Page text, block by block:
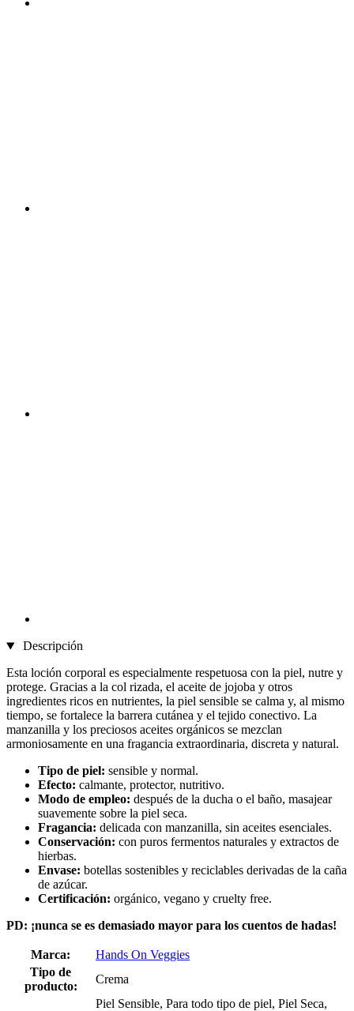
Descripción
Esta loción corporal es especialmente respetuosa con la piel, nutre y
protege. Gracias a la col rizada, el aceite de jojoba y otros
ingredientes ricos en nutrientes, la piel sensible se calma y, al mismo
tiempo, se fortalece la barrera cutánea y el tejido conectivo. La
manzanilla y los preciosos aceites orgánicos se mezclan
armoniosamente en una fragancia extraordinaria, discreta y natural.
Tipo de piel: sensible y normal.
Efecto: calmante, protector, nutritivo.
Modo de empleo: después de la ducha o el baño, masajear
suavemente sobre la piel seca.
Fragancia: delicada con manzanilla, sin aceites esenciales.
Conservación: con puros fermentos naturales y extractos de
hierbas.
Envase: botellas sostenibles y reciclables derivadas de la caña
de azúcar.
Certificación: orgánico, vegano y cruelty free.
PD: ¡nunca se es demasiado mayor para los cuentos de hadas!
Marca:
Hands On Veggies
Tipo de
producto:
Crema
Piel Sensible, Para todo tipo de piel, Piel Seca,